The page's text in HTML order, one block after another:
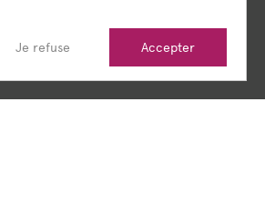
Je refuse Accepter